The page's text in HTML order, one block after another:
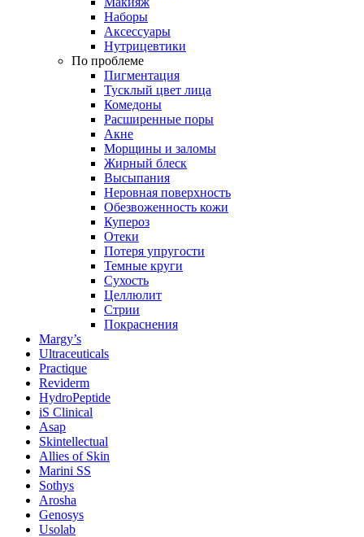
Наборы
Аксессуары
Нутрицевтики
По проблеме
Пигментация
Тусклый цвет лица
Комедоны
Расширенные поры
Акне
Морщины и заломы
Жирный блеск
Высыпания
Неровная поверхность
Обезвоженность кожи
Купероз
Отеки
Потеря упругости
Темные круги
Сухость
Целлюлит
Стрии
Покраснения
Margy’s
Ultraceuticals
Practique
Reviderm
HydroPeptide
iS Clinical
Asap
Skintellectual
Allies of Skin
Marini SS
Sothys
Arosha
Genosys
Usolab